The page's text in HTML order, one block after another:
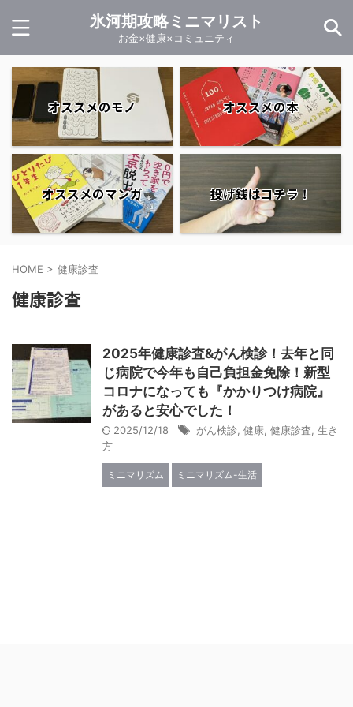
氷河期攻略ミニマリスト
お金×健康×コミュニティ
オススメのモノ オススメの本
オススメのマンガ 投げ銭はコチラ！
HOME > 健康診査
健康診査
2025年健康診査&がん検診！去年と同
じ病院で今年も自己負担金免除！新型
コロナになっても『かかりつけ病院』
があると安心でした！
2025/12/18 がん検診 健康 健康診査 生き
方
ミニマリズム ミニマリズム-生活